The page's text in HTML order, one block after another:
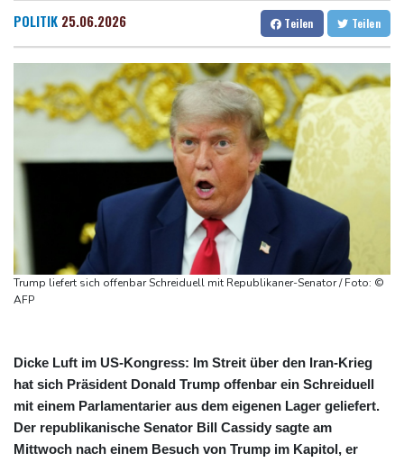
Dresden
Wien
18 °C
Salzburg
18 °C
Baden-Baden
16 °C
Ätna auf Sizilien ausgebrochen - Flugverkehr in Catania
Doppelpack Freigang: Frankfurt schlägt auch Malmö
Explosion mutmaßlich ukrainischer Drohne in Bulgarien löst
diplomatische Verstimmung aus
Selenskyj warnt vor Folgen russischer Angriffe - Vucic für
Integrität der Ukraine
Sieg auf der längsten Etappe: Vollering übernimmt
Gesamtführung
Drohne explodiert an der Grenze zwischen Rumänien und
Bulgarien nahe Gaspipeline
POLITIK 25.06.2026 Teilen Teilen
Trump liefert sich offenbar Schreiduell mit Republikaner-Senator / Foto: ©
AFP
Dicke Luft im US-Kongress: Im Streit über den Iran-Krieg
hat sich Präsident Donald Trump offenbar ein Schreiduell
mit einem Parlamentarier aus dem eigenen Lager geliefert.
Der republikanische Senator Bill Cassidy sagte am
Mittwoch nach einem Besuch von Trump im Kapitol, er